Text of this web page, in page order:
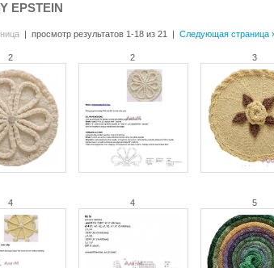
EPSTEIN
| просмотр результатов 1-18 из 21 | Следующая страница
2 2 3
4 4 5